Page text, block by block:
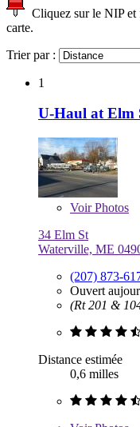
Cliquez sur le NIP et
carte.
Trier par :
1
U-Haul at Elm
VoirPhotos
34 Elm St
Waterville, ME
(207) 873-
Ouvert
(Rt 201 &
Distance estimée
0,6 milles